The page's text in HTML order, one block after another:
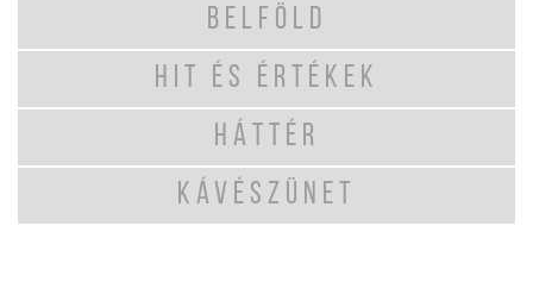
BELFÖLD
HIT ÉS ÉRTÉKEK
HÁTTÉR
KÁVÉSZÜNET